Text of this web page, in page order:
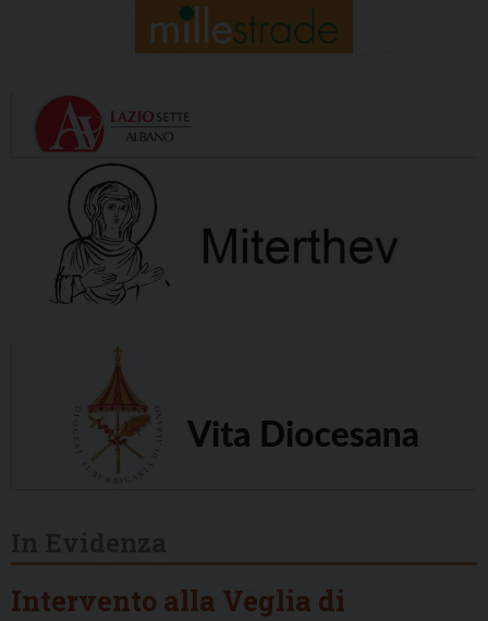
Intervento alla Veglia di